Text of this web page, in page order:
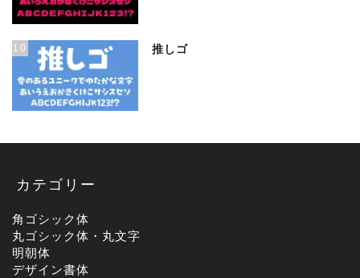
10 推しゴ
カテゴリー
角ゴシック体
丸ゴシック体・丸文字
明朝体
デザイン書体